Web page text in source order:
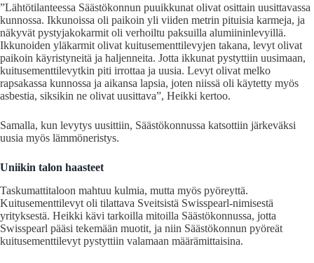
”Lähtötilanteessa Säästökonnun puuikkunat olivat osittain uusittavassa
kunnossa. Ikkunoissa oli paikoin yli viiden metrin pituisia karmeja, ja
näkyvät pystyjakokarmit oli verhoiltu paksuilla alumiininlevyillä.
Ikkunoiden yläkarmit olivat kuitusementtilevyjen takana, levyt olivat
paikoin käyristyneitä ja haljenneita. Jotta ikkunat pystyttiin uusimaan,
kuitusementtilevytkin piti irrottaa ja uusia. Levyt olivat melko
rapsakassa kunnossa ja aikansa lapsia, joten niissä oli käytetty myös
asbestia, siksikin ne olivat uusittava”, Heikki kertoo.
Samalla, kun levytys uusittiin, Säästökonnussa katsottiin järkeväksi
uusia myös lämmöneristys.
Uniikin talon haasteet
Taskumattitaloon mahtuu kulmia, mutta myös pyöreyttä.
Kuitusementtilevyt oli tilattava Sveitsistä Swisspearl-nimisestä
yrityksestä. Heikki kävi tarkoilla mitoilla Säästökonnussa, jotta
Swisspearl pääsi tekemään muotit, ja niin Säästökonnun pyöreät
kuitusementtilevyt pystyttiin valamaan määrämittaisina.